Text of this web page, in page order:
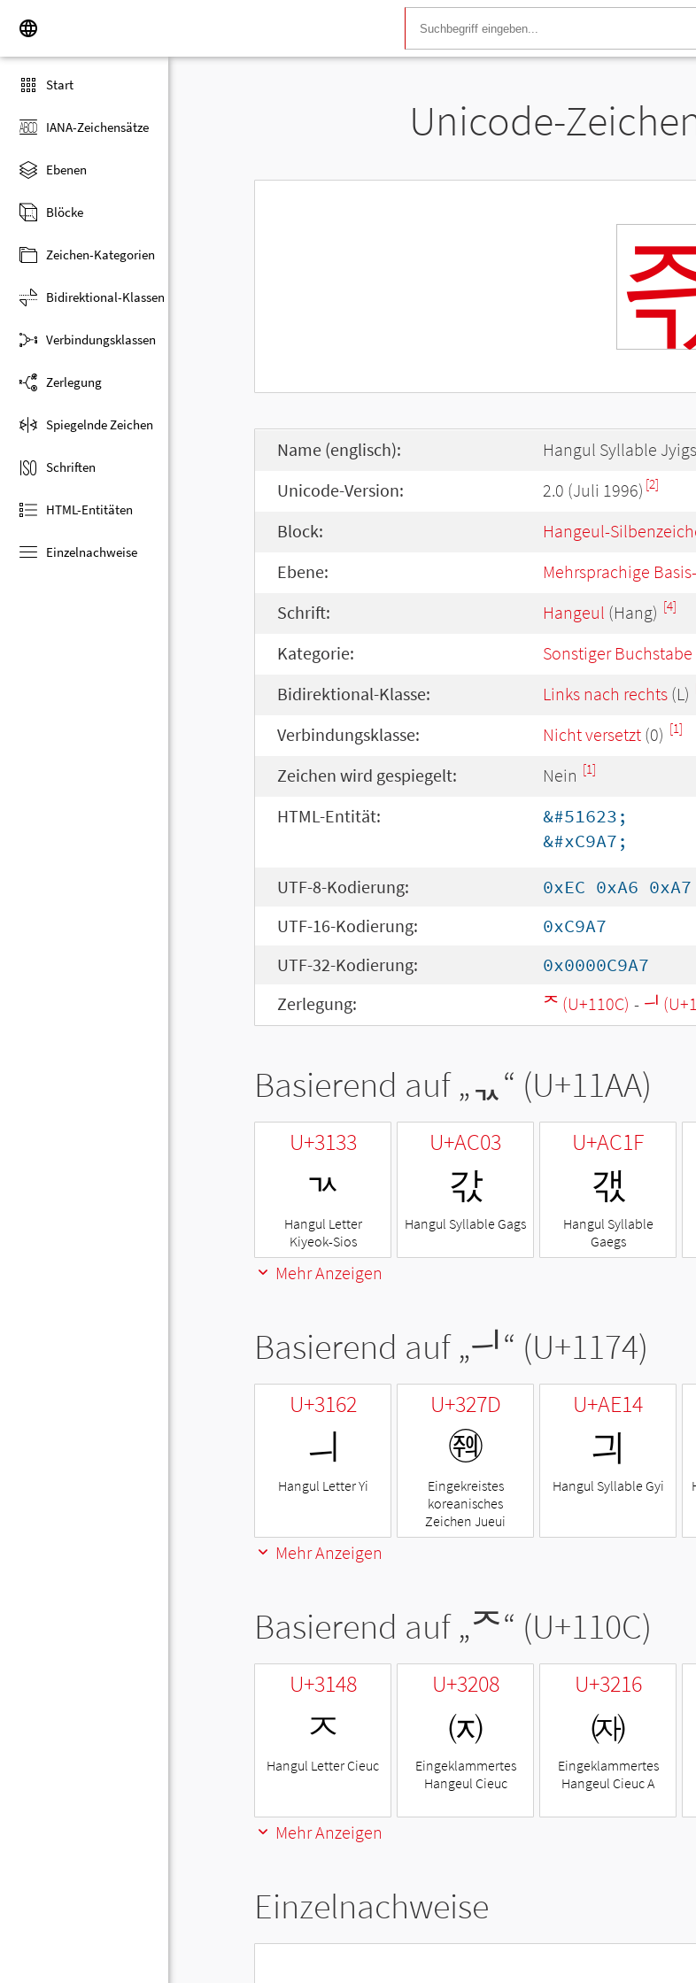
Start
IANA-Zeichensätze
Ebenen
Blöcke
Zeichen-Kategorien
Bidirektional-Klassen
Verbindungsklassen
Zerlegung
Spiegelnde Zeichen
Schriften
HTML-Entitäten
Einzelnachweise
Unicode-
Name (englisch): Hangul Syllable Jyigs
Unicode-Version: 2.0 (Juli 1996) [2]
Block: Hangeul-
Ebene: Mehrsprachige
Schrift: Hangeul (Hang) [4]
Kategorie: Sonstiger Buchstabe
Bidirektional-Klasse: Links nach rechts (L)
Verbindungsklasse: Nicht versetzt (0) [1]
Zeichen wird gespiegelt: Nein [1]
HTML-Entität:
&#51623;
&#xC9A7;
UTF-8-Kodierung:
0xEC 0xA6 0xA7
UTF-16-Kodierung:
0xC9A7
UTF-32-Kodierung:
0x0000C9A7
Zerlegung:
ᄌ (U+110C) - ᅴ
Basierend auf „ᆪ“ (U+11AA)
U+3133
ㄳ
Hangul Letter
Kiyeok-Sios
U+AC03
갃
Hangul Syllable Gags
U+AC1F
갟
Hangul Syllable
Gaegs
Mehr Anzeigen
Basierend auf „ᅴ“ (U+1174)
U+3162
ㅢ
Hangul Letter Yi
U+327D
㉽
Eingekreistes
koreanisches
Zeichen Jueui
U+AE14
긔
Hangul Syllable Gyi
Mehr Anzeigen
Basierend auf „ᄌ“ (U+110C)
U+3148
ㅈ
Hangul Letter Cieuc
U+3208
㈈
Eingeklammertes
Hangeul Cieuc
U+3216
㈖
Eingeklammertes
Hangeul Cieuc A
Mehr Anzeigen
Einzelnachweise